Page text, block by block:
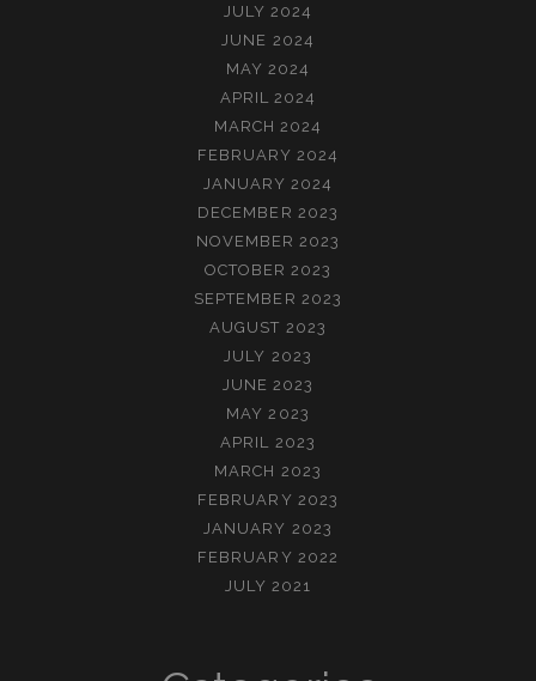
JULY 2024
JUNE 2024
MAY 2024
APRIL 2024
MARCH 2024
FEBRUARY 2024
JANUARY 2024
DECEMBER 2023
NOVEMBER 2023
OCTOBER 2023
SEPTEMBER 2023
AUGUST 2023
JULY 2023
JUNE 2023
MAY 2023
APRIL 2023
MARCH 2023
FEBRUARY 2023
JANUARY 2023
FEBRUARY 2022
JULY 2021